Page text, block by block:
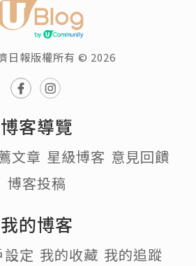
日報版權所有 © 2026
博客導覽
文章 星級博客 意見回饋
博客投稿
我的博客
設定 我的收藏 我的追蹤